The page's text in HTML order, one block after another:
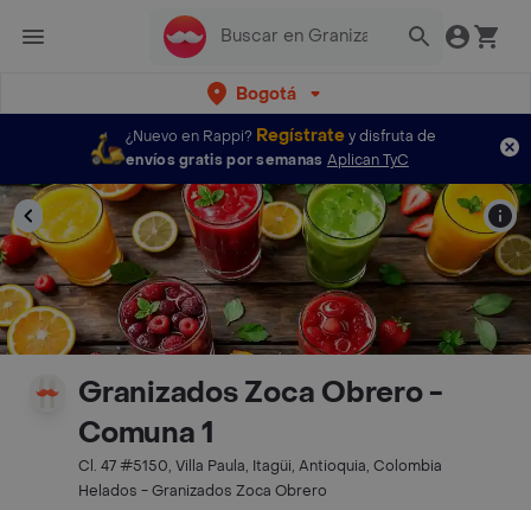
Bogotá
¿Nuevo en Rappi? Regístratey disfruta de
envíos gratis por semanas Aplican TyC
Granizados Zoca Obrero -
Comuna 1
Cl. 47 #5150, Villa Paula, Itagüi, Antioquia, Colombia
Helados - Granizados Zoca Obrero